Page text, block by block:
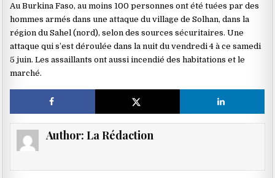
Au Burkina Faso, au moins 100 personnes ont été tuées par des
hommes armés dans une attaque du village de Solhan, dans la
région du Sahel (nord), selon des sources sécuritaires. Une
attaque qui s’est déroulée dans la nuit du vendredi 4 à ce samedi
5 juin. Les assaillants ont aussi incendié des habitations et le
marché.
Author: La Rédaction